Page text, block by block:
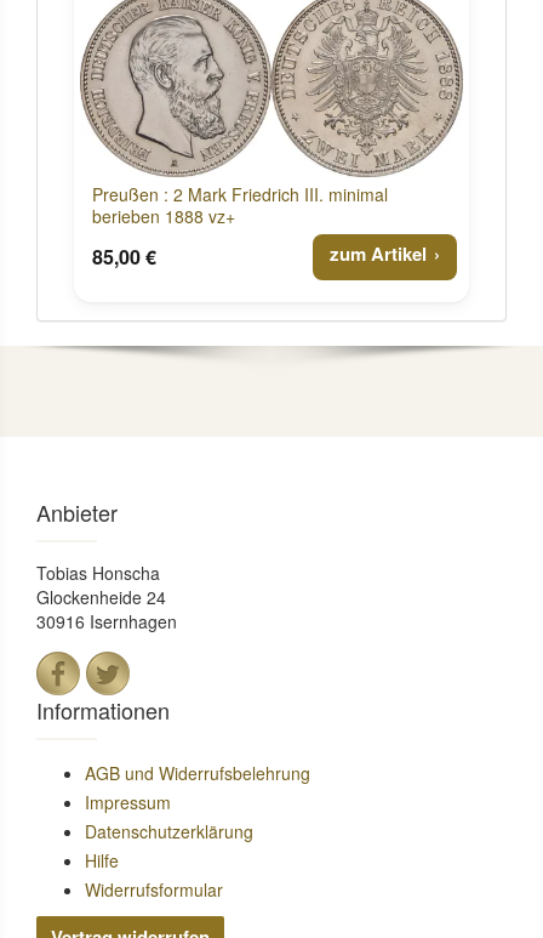
Preußen : 2 Mark Friedrich III. minimal
berieben 1888 vz+
85,00 € zum Artikel
Anbieter
Tobias Honscha
Glockenheide 24
30916 Isernhagen
Informationen
AGB und Widerrufsbelehrung
Impressum
Datenschutzerklärung
Hilfe
Widerrufsformular